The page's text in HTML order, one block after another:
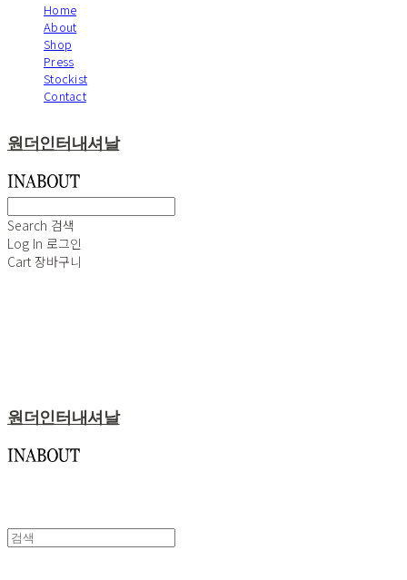
Home
About
Shop
Press
Stockist
Contact
원더인터내셔날
Search 검색
Log In 로그인
Cart 장바구니
원더인터내셔날